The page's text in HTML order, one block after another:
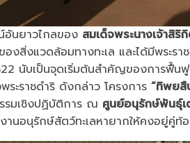
อันยาวไกลของ สมเด็จพระนางเจ้าสิ
งสิ่งแวดล้อมทางทะเล และได้มีพระรา
นับเป็นจุดเริ่มต้นสำคัญของการฟื้นฟูป
ระราชดำริ ดังกล่าว โครงการ “ทิพยสื
รมเชิงปฏิบัติการ ณ ศูนย์อนุรักษ์พันธุ์เ
านอนุรักษ์สัตว์ทะเลหายากให้คงอยู่คู่ท้อ